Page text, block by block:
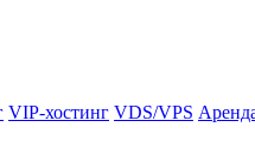
VIP-хостинг VDS/VPS